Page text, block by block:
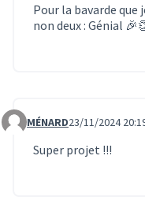
Pour la bavarde que
non deux : Génial
Commentaire 1299
MÉNARD23/11/2024
Super projet !!!